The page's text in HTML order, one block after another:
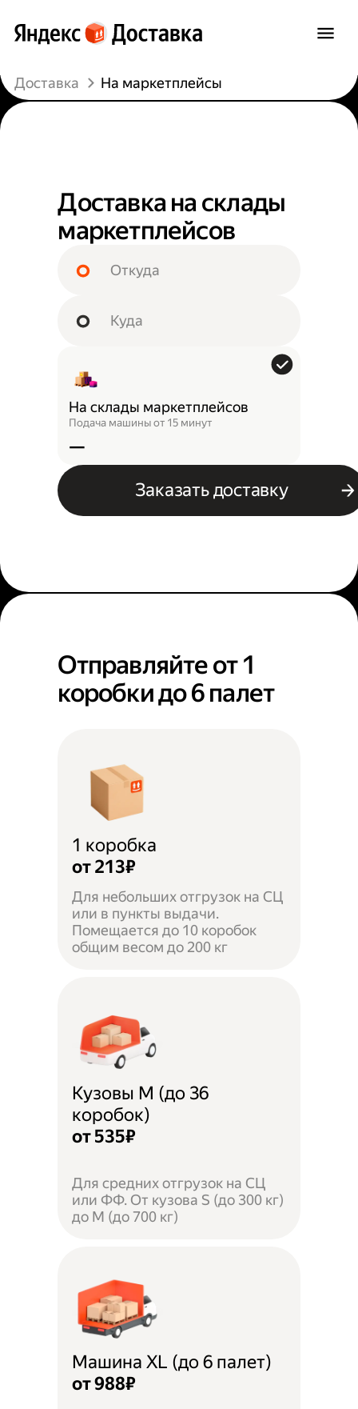
Доставка На маркетплейсы
Доставка на склады
маркетплейсов
На склады маркетплейсов
Подача машины от 15 минут
—
Заказать доставку
Отправляйте от 1
коробки до 6 палет
1 коробка
от 213₽
Для небольших отгрузок на СЦ
или в пункты выдачи.
Помещается до 10 коробок
общим весом до 200 кг
Кузовы M (до 36
коробок)
от 535₽
Для средних отгрузок на СЦ
или ФФ. От кузова S (до 300 кг)
до M (до 700 кг)
Машина XL (до 6 палет)
от 988₽